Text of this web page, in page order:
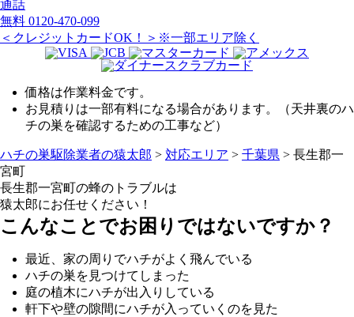
通話
無料 0120-470-099
＜クレジットカードOK！＞※一部エリア除く
価格は作業料金です。
お見積りは一部有料になる場合があります。（天井裏のハ
チの巣を確認するための工事など）
ハチの巣駆除業者の猿太郎 > 対応エリア > 千葉県 > 長生郡一
宮町
長生郡一宮町の蜂のトラブルは
猿太郎にお任せください！
こんなことでお困りではないですか？
最近、家の周りでハチがよく飛んでいる
ハチの巣を見つけてしまった
庭の植木にハチが出入りしている
軒下や壁の隙間にハチが入っていくのを見た